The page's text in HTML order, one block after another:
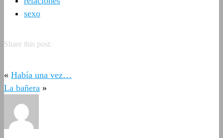
sexo
Share this post:
« Había una vez…
La bañera »